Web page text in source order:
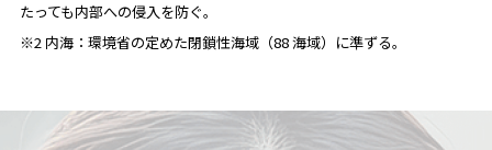
たっても内部への侵入を防ぐ。
※2 内海：環境省の定めた閉鎖性海域（88 海域）に準ずる。